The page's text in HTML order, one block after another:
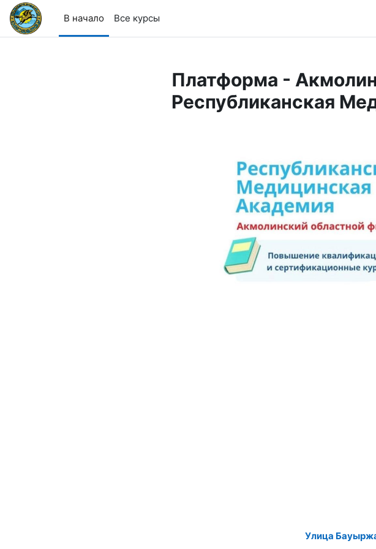
Перейти к основному содержанию
В начало
Все курсы
Платформа -
Республиканская
Улица